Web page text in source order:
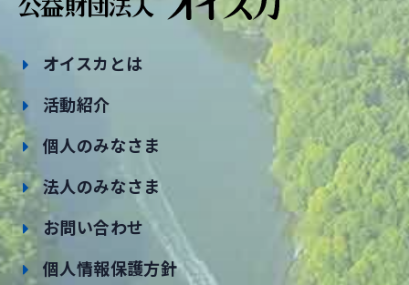
オイスカとは
活動紹介
個人のみなさま
法人のみなさま
お問い合わせ
個人情報保護方針